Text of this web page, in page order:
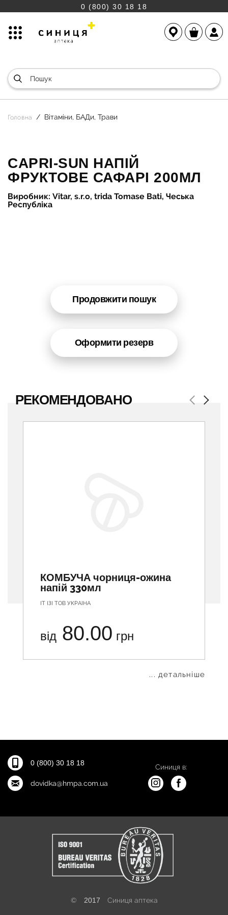
0 (800) 30 18 18
Головна Вітаміни, БАДи, Трави
CAPRI-SUN НАПІЙ
ФРУКТОВЕ САФАРІ 200МЛ
Виробник: Vitar, s.r.o, trida Tomase Bati, Чеська
Республіка
Продовжити пошук
Оформити резерв
РЕКОМЕНДОВАНО Previous
КОМБУЧА чорниця-ожина
напій 330мл
ІТ ІЗІ ТОВ УКРАІНА
від 80.00 грн
... детальніше
Next
0 (800) 30 18 18
dovidka@hmpa.com.ua
Синиця в:
© 2017 Синиця аптека